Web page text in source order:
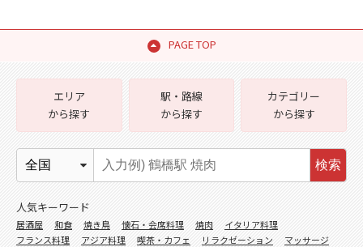
PAGE TOP
エリア
から探す
駅・路線
から探す
カテゴリー
から探す
検索
人気キーワード
居酒屋 和食 焼き鳥 懐石・会席料理 焼肉
イタリア料理
フランス料理
アジア料理 喫茶・カフェ リラクゼーション
マッサージ